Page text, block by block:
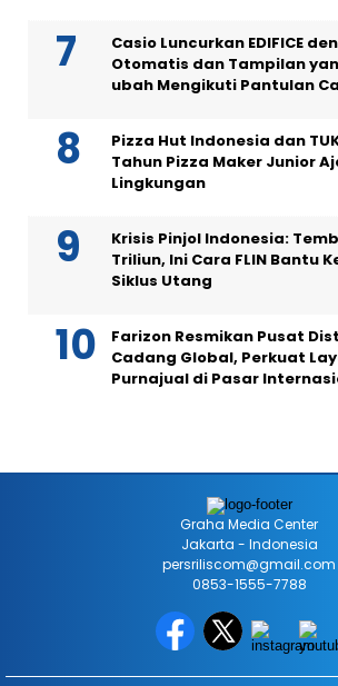
Casio Luncurkan EDIFICE
Otomatis dan Tampilan
ubah Mengikuti Pantulan
Pizza Hut Indonesia dan
Tahun Pizza Maker Junior
Lingkungan
Krisis Pinjol Indonesia:
Triliun, Ini Cara FLIN Bantu
Siklus Utang
Farizon Resmikan Pusat
Cadang Global, Perkuat
Purnajual di Pasar
Graha Media Center
Jakarta - Indonesia
persriliscom@gmail.com
0853-1555-7788